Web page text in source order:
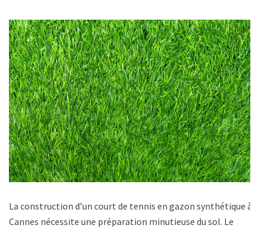
La construction d’un court de tennis en gazon synthétique à
Cannes nécessite une préparation minutieuse du sol. Le